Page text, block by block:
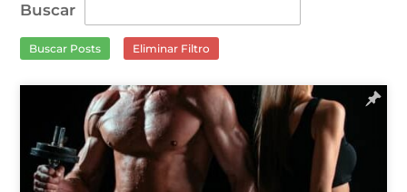
Buscar
Buscar Posts Eliminar Filtro